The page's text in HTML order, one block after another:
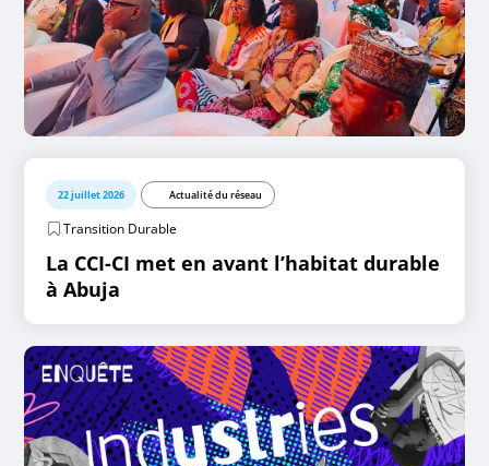
22 juillet 2026 Actualité du réseau
Transition Durable
La CCI-CI met en avant l’habitat durable
à Abuja